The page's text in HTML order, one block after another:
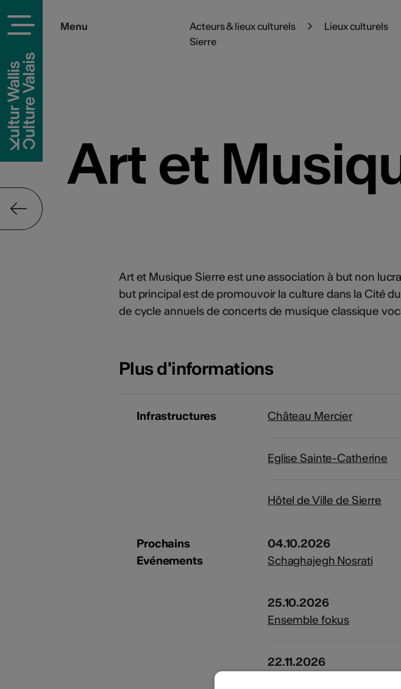
Menu Acteurs & lieux culturels Lieux culturels
Sierre
Art et
Art et Musique Sierre est une association à but non
but principal est de promouvoir la culture dans la Cité
de cycle annuels de concerts de musique classique
Plus d'informations
Infrastructures Château Mercier
Eglise Sainte-Catherine
Hôtel de Ville de Sierre
Prochains
Evénements
04.10.2026
Schaghajegh Nosrati
25.10.2026
Ensemble fokus
22.11.2026